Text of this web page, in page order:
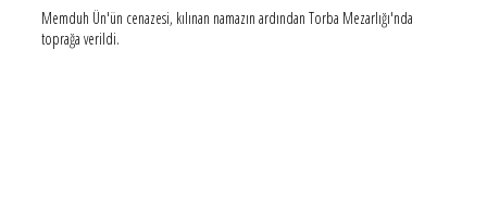
Memduh Ün'ün cenazesi, kılınan namazın ardından Torba Mezarlığı'nda
toprağa verildi.